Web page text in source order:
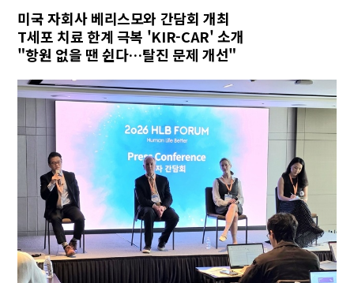
미국 자회사 베리스모와 간담회 개최
T세포 치료 한계 극복 'KIR-CAR' 소개
"항원 없을 땐 쉰다…탈진 문제 개선"